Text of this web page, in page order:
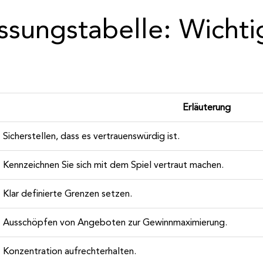
Erläuterung
Sicherstellen, dass es vertrauenswürdig ist.
Kennzeichnen Sie sich mit dem Spiel vertraut machen.
Klar definierte Grenzen setzen.
Ausschöpfen von Angeboten zur Gewinnmaximierung.
Konzentration aufrechterhalten.